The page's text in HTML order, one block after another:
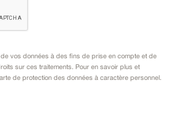
de vos données à des fins de prise en compte et de
sur ces traitements. Pour en savoir plus et
de protection des données à caractère personnel .